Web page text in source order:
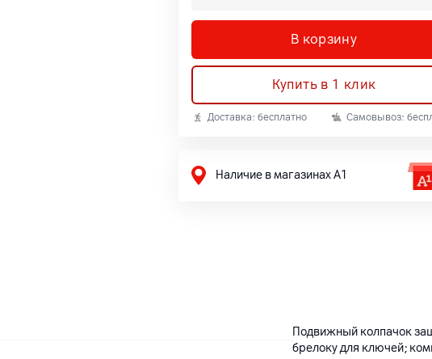
В корзину
Купить в 1 клик
Доставка: бесплатно Самовывоз:
Наличие в магазинах А1
Подвижный колпачок
брелоку для ключей;